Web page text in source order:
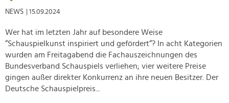
Verwendung unserer Website an unsere Partner für
soziale Medien, Werbung und Analysen weiter. Unsere
Partner führen diese Informationen möglicherweise mit
weiteren Daten zusammen, die Sie ihnen bereitgestellt
haben oder die sie im Rahmen Ihrer Nutzung der Dienste
gesammelt haben.
NEWS | 15.09.2024
Wer hat im letzten Jahr auf besondere Weise
“Schauspielkunst inspiriert und gefördert“? In acht Kategorien
wurden am Freitagabend die Fachauszeichnungen des
Bundesverband Schauspiels verliehen; vier weitere Preise
gingen außer direkter Konkurrenz an ihre neuen Besitzer. Der
Deutsche Schauspielpreis...